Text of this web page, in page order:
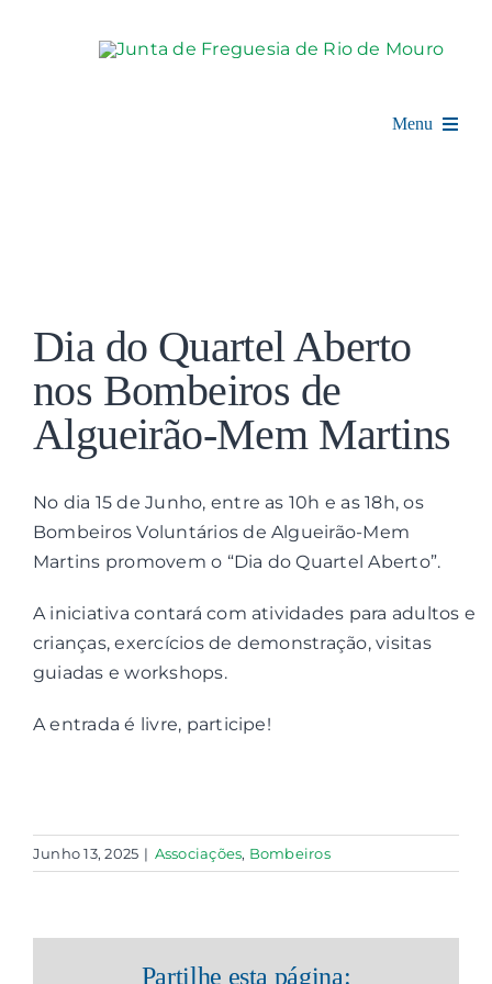
Menu
Balcão Digital
Notícias e Eventos
Contactos
Associações
Larger
Image
Dia do Quartel Aberto
nos Bombeiros de
Algueirão-Mem Martins
No dia 15 de Junho, entre as 10h e as 18h, os
Bombeiros Voluntários de Algueirão-Mem
Martins promovem o “Dia do Quartel Aberto”.
A iniciativa contará com atividades para adultos e
crianças, exercícios de demonstração, visitas
guiadas e workshops.
A entrada é livre, participe!
Junho 13, 2025 | Associações, Bombeiros
Partilhe esta página: